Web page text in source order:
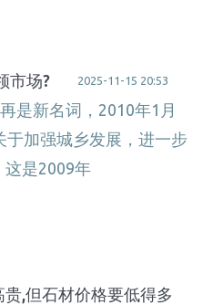
市场? 2025-11-15 20:53
是新名词，2010年1月
于加强城乡发展，进一步
这是2009年
,但石材价格要低得多